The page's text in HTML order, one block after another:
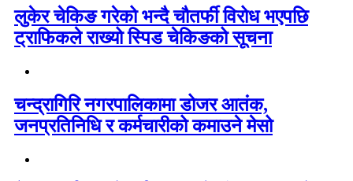
लुकेर चेकिङ गरेको भन्दै चौतर्फी विरोध भएपछि
ट्राफिकले राख्यो स्पिड चेकिङको सूचना
चन्द्रागिरि नगरपालिकामा डोजर आतंक,
जनप्रतिनिधि र कर्मचारीको कमाउने मेसो